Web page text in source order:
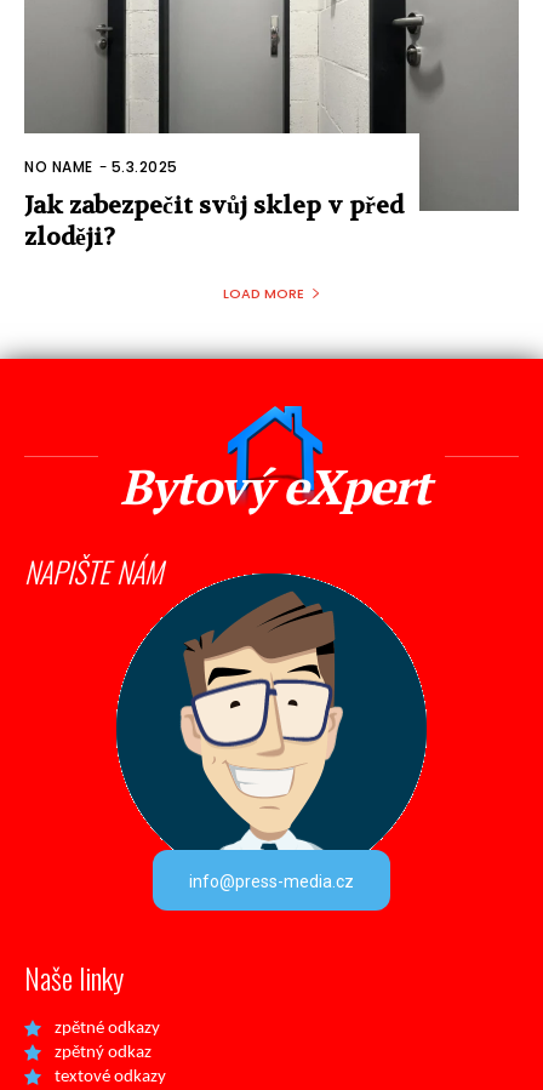
NO NAME - 5.3.2025
Jak zabezpečit svůj sklep v před
zloději?
LOAD MORE
Bytový eXpert
NAPIŠTE NÁM
info@press-media.cz
Naše linky
zpětné odkazy
zpětný odkaz
textové odkazy